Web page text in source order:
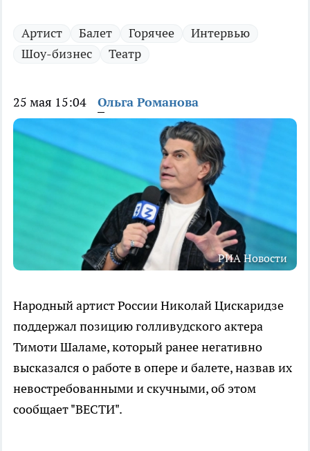
Артист Балет Горячее
Интервью
Шоу-бизнес
Театр
25 мая 15:04 Ольга Романова
РИА Новости
Народный артист России Николай Цискаридзе
поддержал позицию голливудского актера
Тимоти Шаламе, который ранее негативно
высказался о работе в опере и балете, назвав их
невостребованными и скучными, об этом
сообщает "ВЕСТИ".